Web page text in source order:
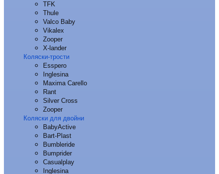
TFK
Thule
Valco Baby
Vikalex
Zooper
X-lander
Коляски-трости
Esspero
Inglesina
Maxima Carello
Rant
Silver Cross
Zooper
Коляски для двойни
BabyActive
Bart-Plast
Bumbleride
Bumprider
Casualplay
Inglesina